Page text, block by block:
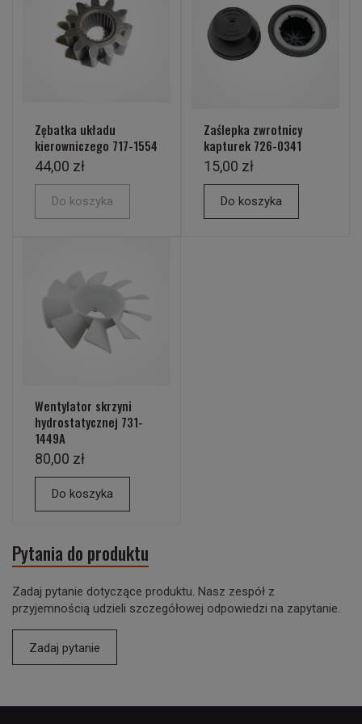
Zębatka układu
kierowniczego 717-1554
44,00 zł
Do koszyka
Zaślepka zwrotnicy
kapturek 726-0341
15,00 zł
Do koszyka
Wentylator skrzyni
hydrostatycznej 731-
1449A
80,00 zł
Do koszyka
Pytania do produktu
Zadaj pytanie dotyczące produktu. Nasz zespół z
przyjemnością udzieli szczegółowej odpowiedzi na zapytanie.
Zadaj pytanie